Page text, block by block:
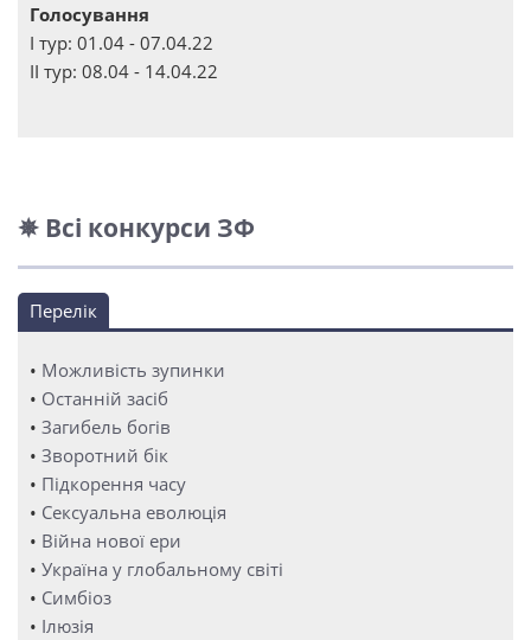
Голосування
І тур: 01.04 - 07.04.22
ІІ тур: 08.04 - 14.04.22
✵ Всі конкурси ЗФ
Перелік
• Можливість зупинки
• Останній засіб
• Загибель богів
• Зворотний бік
• Підкорення часу
• Сексуальна еволюція
• Війна нової ери
• Україна у глобальному світі
• Симбіоз
• Ілюзія